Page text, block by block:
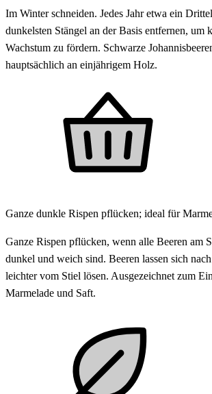
Im Winter schneiden. Jedes Jahr etwa ein
dunkelsten Stängel an der Basis entfernen, um
Wachstum zu fördern. Schwarze
hauptsächlich an einjährigem Holz.
Ganze dunkle Rispen pflücken; ideal für
Ganze Rispen pflücken, wenn alle Beeren am
dunkel und weich sind. Beeren lassen sich
leichter vom Stiel lösen. Ausgezeichnet zum
Marmelade und Saft.